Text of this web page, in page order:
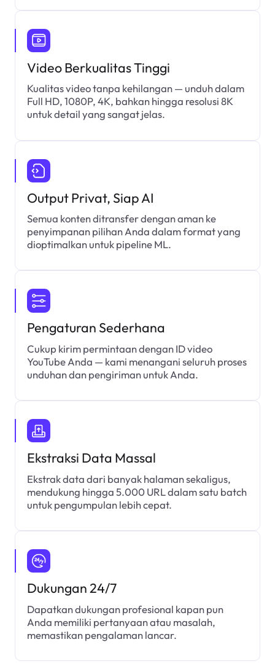
Video Berkualitas Tinggi
Kualitas video tanpa kehilangan — unduh dalam
Full HD, 1080P, 4K, bahkan hingga resolusi 8K
untuk detail yang sangat jelas.
Output Privat, Siap AI
Semua konten ditransfer dengan aman ke
penyimpanan pilihan Anda dalam format yang
dioptimalkan untuk pipeline ML.
Pengaturan Sederhana
Cukup kirim permintaan dengan ID video
YouTube Anda — kami menangani seluruh proses
unduhan dan pengiriman untuk Anda.
Ekstraksi Data Massal
Ekstrak data dari banyak halaman sekaligus,
mendukung hingga 5.000 URL dalam satu batch
untuk pengumpulan lebih cepat.
Dukungan 24/7
Dapatkan dukungan profesional kapan pun
Anda memiliki pertanyaan atau masalah,
memastikan pengalaman lancar.